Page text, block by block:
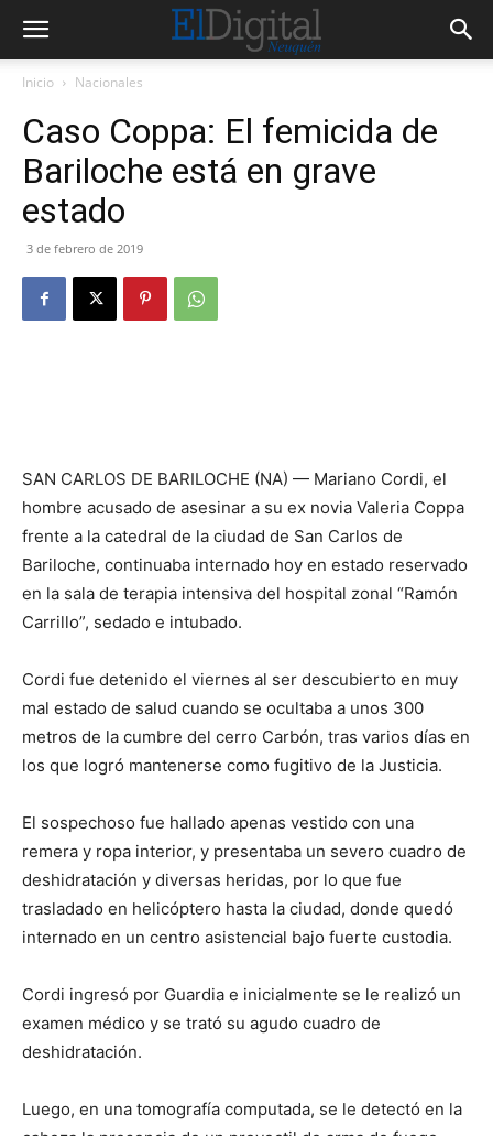
Inicio Nacionales
Caso Coppa: El femicida de
Bariloche está en grave
estado
3 de febrero de 2019
SAN CARLOS DE BARILOCHE (NA) — Mariano Cordi, el
hombre acusado de asesinar a su ex novia Valeria Coppa
frente a la catedral de la ciudad de San Carlos de
Bariloche, continuaba internado hoy en estado reservado
en la sala de terapia intensiva del hospital zonal “Ramón
Carrillo”, sedado e intubado.
Cordi fue detenido el viernes al ser descubierto en muy
mal estado de salud cuando se ocultaba a unos 300
metros de la cumbre del cerro Carbón, tras varios días en
los que logró mantenerse como fugitivo de la Justicia.
El sospechoso fue hallado apenas vestido con una
remera y ropa interior, y presentaba un severo cuadro de
deshidratación y diversas heridas, por lo que fue
trasladado en helicóptero hasta la ciudad, donde quedó
internado en un centro asistencial bajo fuerte custodia.
Cordi ingresó por Guardia e inicialmente se le realizó un
examen médico y se trató su agudo cuadro de
deshidratación.
Luego, en una tomografía computada, se le detectó en la